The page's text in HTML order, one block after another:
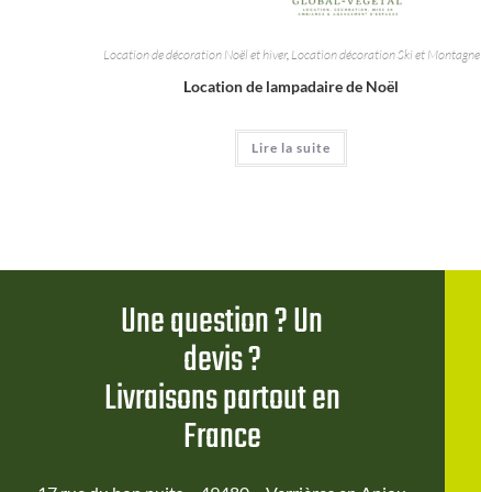
Location de décoration Noël et hiver, Location décoration Ski et Montagne
Location de lampadaire de Noël
Lire la suite
Une question ? Un
devis ?
Livraisons partout en
France